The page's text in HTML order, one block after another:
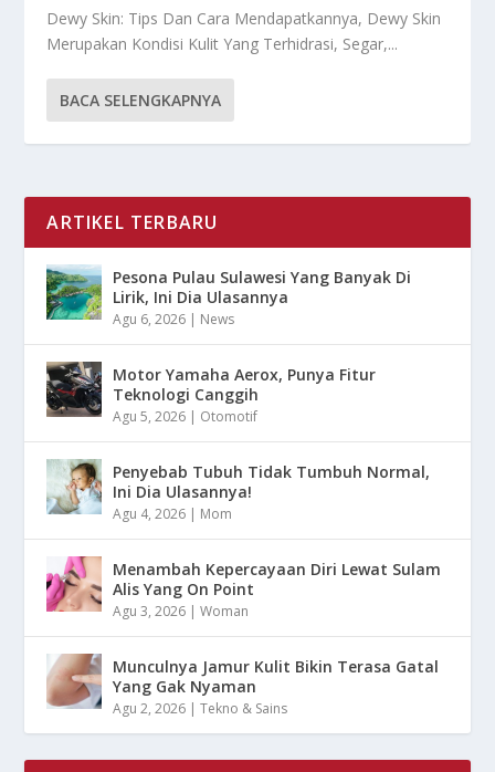
Dewy Skin: Tips Dan Cara Mendapatkannya, Dewy Skin
Merupakan Kondisi Kulit Yang Terhidrasi, Segar,...
BACA SELENGKAPNYA
ARTIKEL TERBARU
Pesona Pulau Sulawesi Yang Banyak Di
Lirik, Ini Dia Ulasannya
Agu 6, 2026 | News
Motor Yamaha Aerox, Punya Fitur
Teknologi Canggih
Agu 5, 2026 | Otomotif
Penyebab Tubuh Tidak Tumbuh Normal,
Ini Dia Ulasannya!
Agu 4, 2026 | Mom
Menambah Kepercayaan Diri Lewat Sulam
Alis Yang On Point
Agu 3, 2026 |Woman
Munculnya Jamur Kulit Bikin Terasa Gatal
Yang Gak Nyaman
Agu 2, 2026 |Tekno & Sains